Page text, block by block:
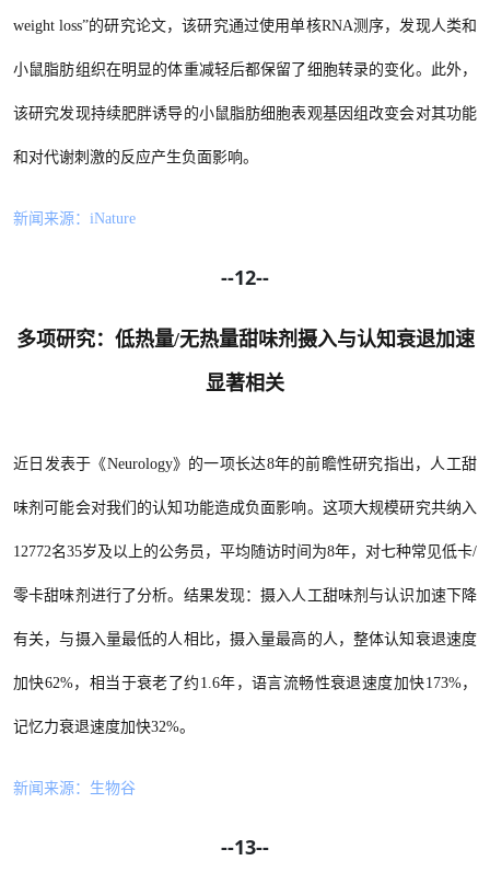
weight loss”的研究论文，该研究通过使用单核RNA测序，发现人类和
小鼠脂肪组织在明显的体重减轻后都保留了细胞转录的变化。此外，
该研究发现持续肥胖诱导的小鼠脂肪细胞表观基因组改变会对其功能
和对代谢刺激的反应产生负面影响。
新闻来源： iNature
--12--
多项研究：低热量/无热量甜味剂摄入与认知衰退加速
显著相关
近日发表于《Neurology》的一项长达8年的前瞻性研究指出，人工甜
味剂可能会对我们的认知功能造成负面影响。这项大规模研究共纳入
12772名35岁及以上的公务员，平均随访时间为8年，对七种常见低卡/
零卡甜味剂进行了分析。结果发现：摄入人工甜味剂与认识加速下降
有关，与摄入量最低的人相比，摄入量最高的人，整体认知衰退速度
加快62%，相当于衰老了约1.6年，语言流畅性衰退速度加快173%，
记忆力衰退速度加快32%。
新闻来源：生物谷
--13--